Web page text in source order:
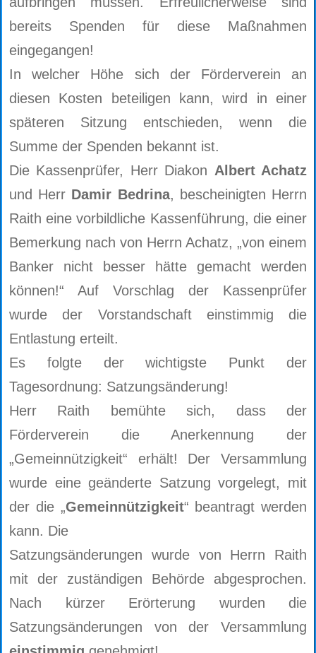
bereits Spenden für diese Maßnahmen
eingegangen!
In welcher Höhe sich der Förderverein an
diesen Kosten beteiligen kann, wird in einer
späteren Sitzung entschieden, wenn die
Summe der Spenden bekannt ist.
Die Kassenprüfer, Herr Diakon Albert Achatz
und Herr Damir Bedrina, bescheinigten Herrn
Raith eine vorbildliche Kassenführung, die einer
Bemerkung nach von Herrn Achatz, „von einem
Banker nicht besser hätte gemacht werden
können!“ Auf Vorschlag der Kassenprüfer
wurde der Vorstandschaft einstimmig die
Entlastung erteilt.
Es folgte der wichtigste Punkt der
Tagesordnung: Satzungsänderung!
Herr Raith bemühte sich, dass der
Förderverein die Anerkennung der
„Gemeinnützigkeit“ erhält! Der Versammlung
wurde eine geänderte Satzung vorgelegt, mit
der die „Gemeinnützigkeit“ beantragt werden
kann. Die
Satzungsänderungen wurde von Herrn Raith
mit der zuständigen Behörde abgesprochen.
Nach kürzer Erörterung wurden die
Satzungsänderungen von der Versammlung